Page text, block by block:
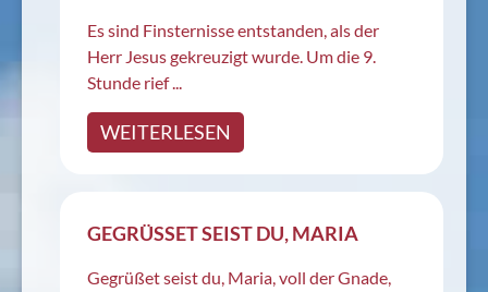
Es sind Finsternisse entstanden, als der
Herr Jesus gekreuzigt wurde. Um die 9.
Stunde rief ...
WEITERLESEN
GEGRÜSSET SEIST DU, MARIA
Gegrüßet seist du, Maria, voll der Gnade,